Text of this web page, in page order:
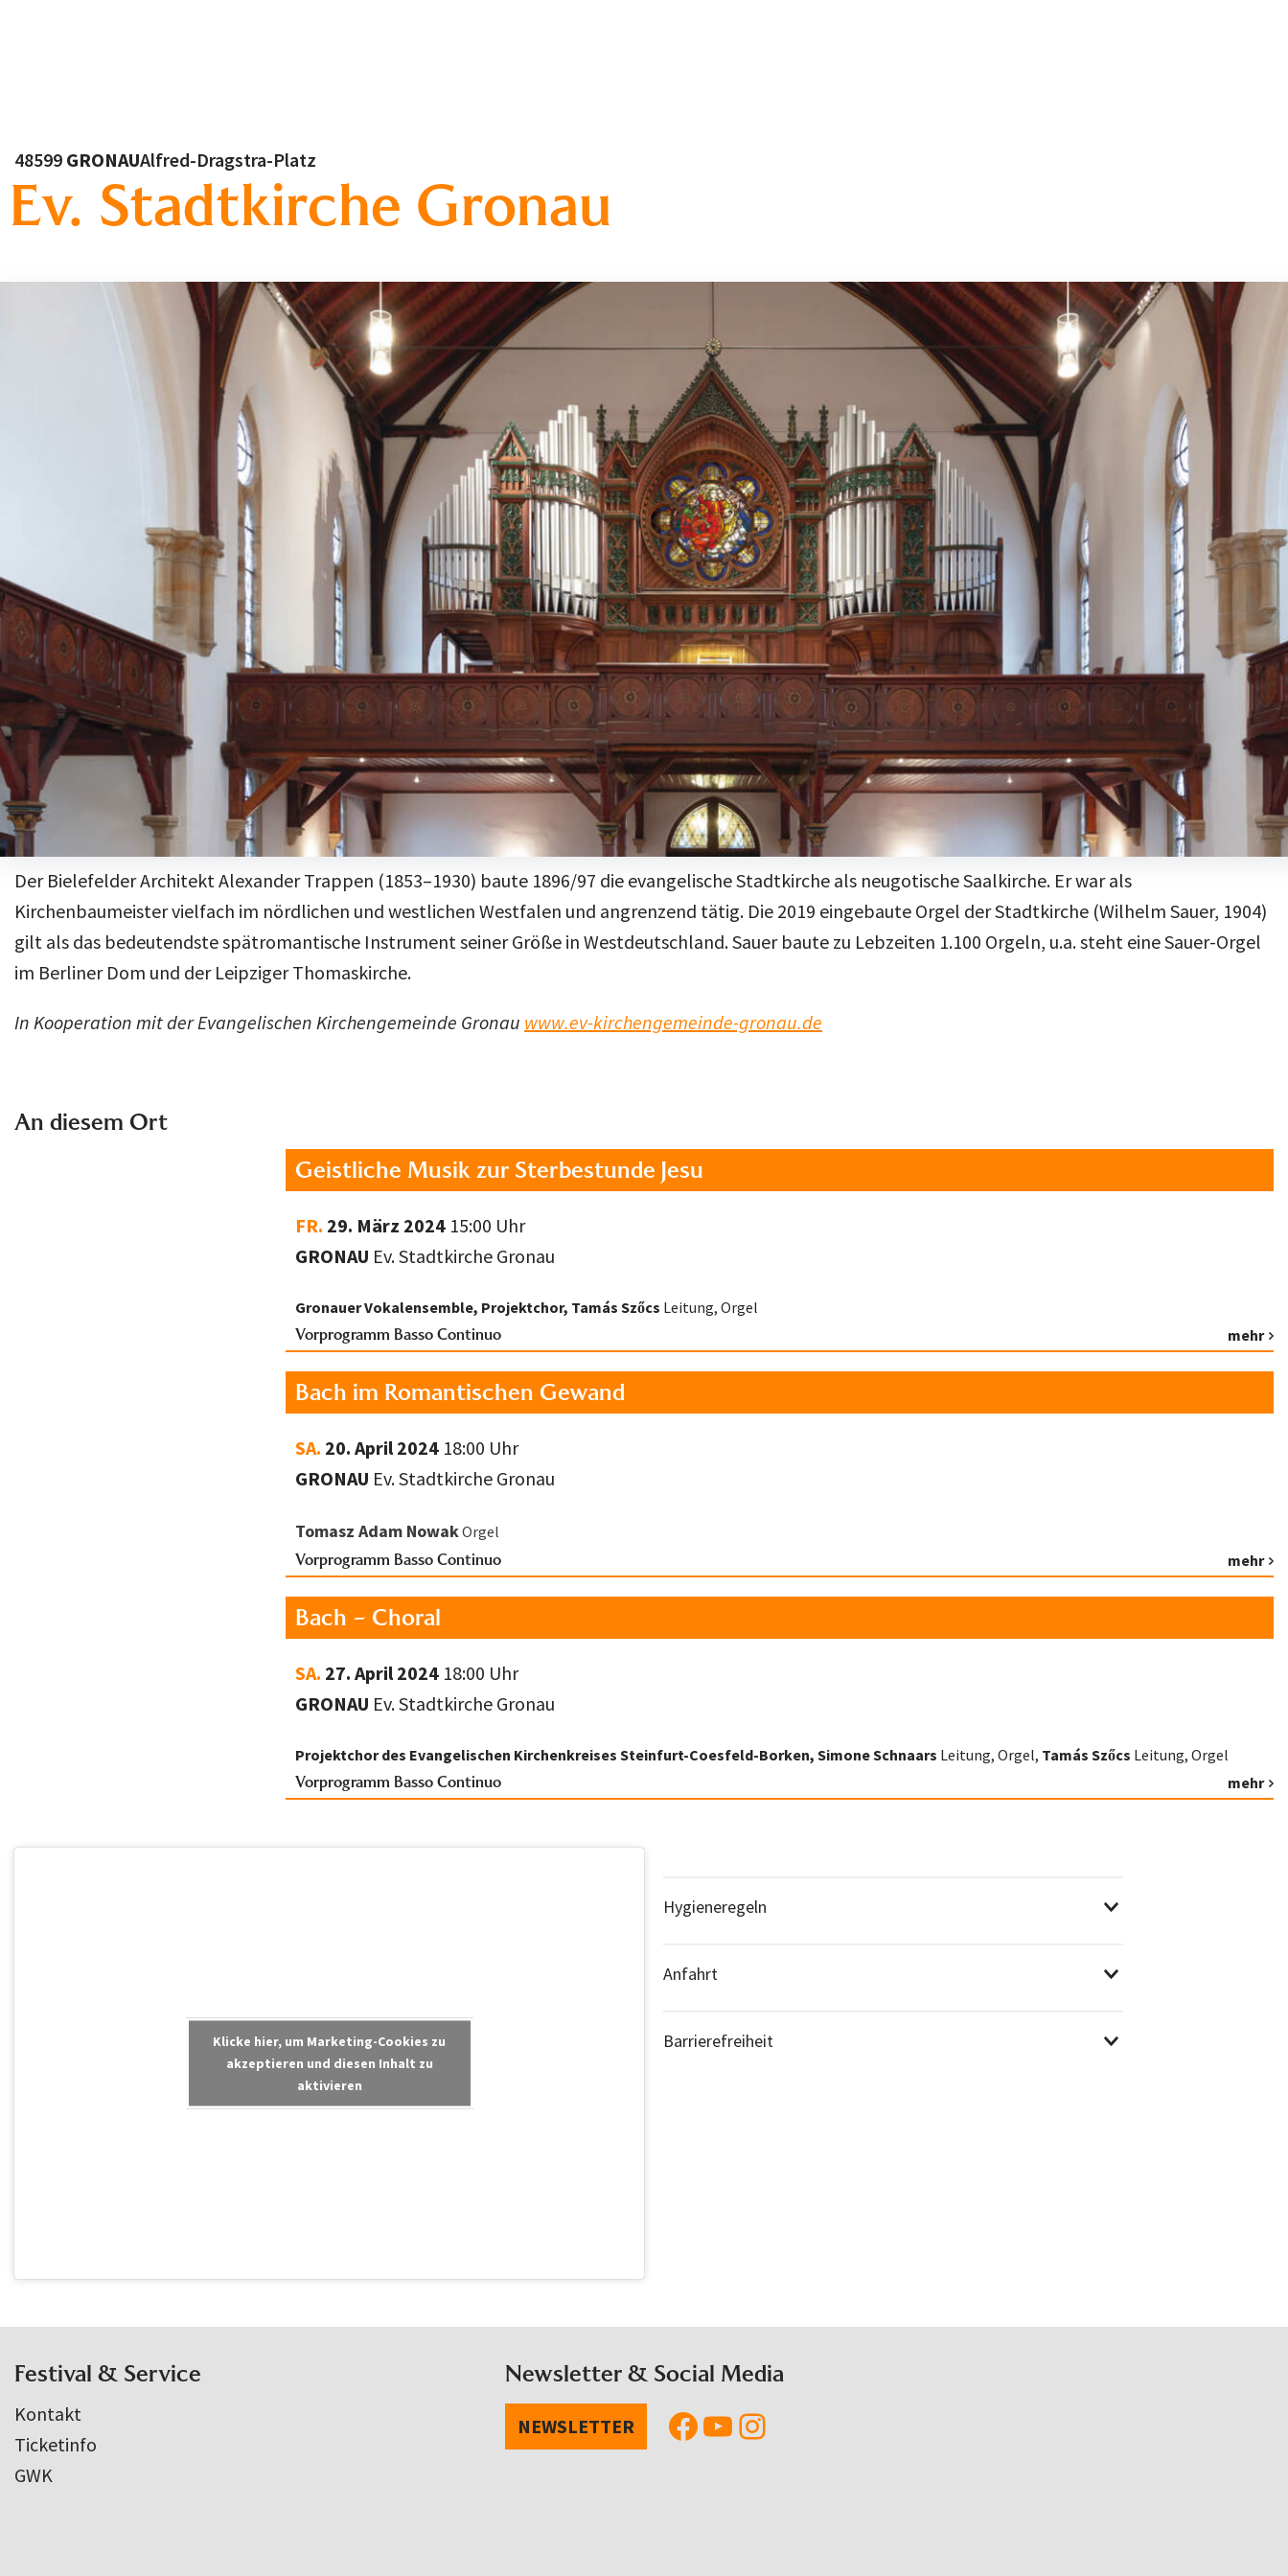
48599 GRONAUAlfred-Dragstra-Platz
Ev. Stadtkirche Gronau
Der Bielefelder Architekt Alexander Trappen (1853–1930) baute 1896/97 die evangelische Stadtkirche als neugotische Saalkirche. Er war als
Kirchenbaumeister vielfach im nördlichen und westlichen Westfalen und angrenzend tätig. Die 2019 eingebaute Orgel der Stadtkirche (Wilhelm Sauer, 1904)
gilt als das bedeutendste spätromantische Instrument seiner Größe in Westdeutschland. Sauer baute zu Lebzeiten 1.100 Orgeln, u.a. steht eine Sauer-Orgel
im Berliner Dom und der Leipziger Thomaskirche.
In Kooperation mit der Evangelischen Kirchengemeinde Gronau www.ev-kirchengemeinde-gronau.de
An diesem Ort
Geistliche Musik zur Sterbestunde Jesu
FR. 29. März 2024 15:00 Uhr
GRONAU Ev. Stadtkirche Gronau
Gronauer Vokalensemble, Projektchor, Tamás Szőcs Leitung, Orgel
Vorprogramm Basso Continuo mehr
Bach im Romantischen Gewand
SA. 20. April 2024 18:00 Uhr
GRONAU Ev. Stadtkirche Gronau
Tomasz Adam NowakOrgel
Vorprogramm Basso Continuo mehr
Bach – Choral
SA. 27. April 2024 18:00 Uhr
GRONAU Ev. Stadtkirche Gronau
Projektchor des Evangelischen Kirchenkreises Steinfurt-Coesfeld-Borken, Simone Schnaars Leitung, Orgel, Tamás Szőcs Leitung, Orgel
Vorprogramm Basso Continuo mehr
Klicke hier, um Marketing-Cookies zu
akzeptieren und diesen Inhalt zu
aktivieren
Hygieneregeln
Anfahrt
Straße direkt neben der Kirche gegeben.
Barrierefreiheit
Festival & Service
Kontakt
Ticketinfo
GWK
Newsletter & Social Media
NEWSLETTER